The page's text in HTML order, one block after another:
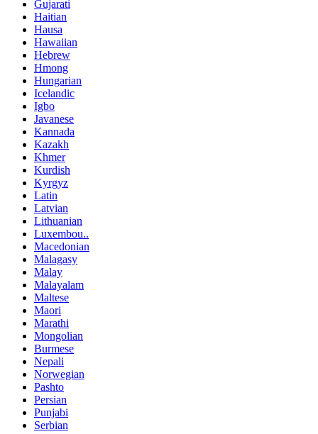
Gujarati
Haitian
Hausa
Hawaiian
Hebrew
Hmong
Hungarian
Icelandic
Igbo
Javanese
Kannada
Kazakh
Khmer
Kurdish
Kyrgyz
Latin
Latvian
Lithuanian
Luxembou..
Macedonian
Malagasy
Malay
Malayalam
Maltese
Maori
Marathi
Mongolian
Burmese
Nepali
Norwegian
Pashto
Persian
Punjabi
Serbian